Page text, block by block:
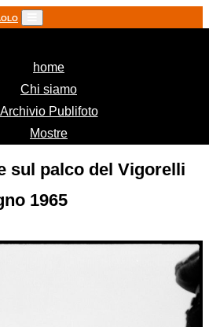
home(current)
Chi siamo
Archivio Publifoto
Mostre
sul palco del Vigorelli
1965